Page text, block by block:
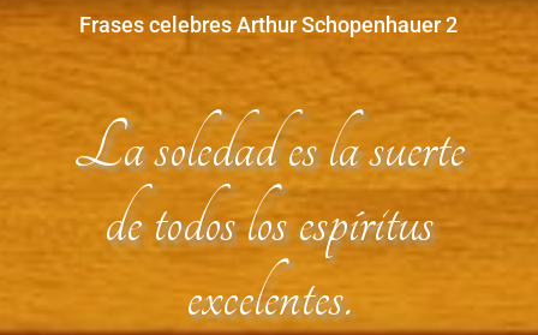
Frases celebres Arthur Schopenhauer 2
La soledad es la suerte
de todos los espíritus
excelentes.